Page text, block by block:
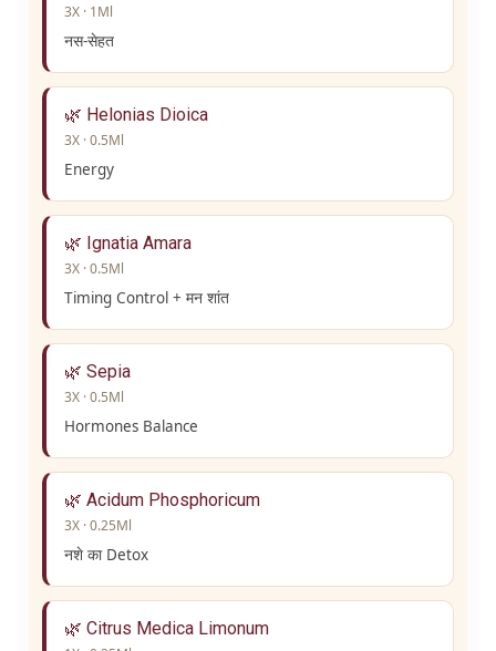
3X · 1Ml
नस-सेहत
🌿 Helonias Dioica
3X · 0.5Ml
Energy
🌿 Ignatia Amara
3X · 0.5Ml
Timing Control + मन शांत
🌿 Sepia
3X · 0.5Ml
Hormones Balance
🌿 Acidum Phosphoricum
3X · 0.25Ml
नशे का Detox
🌿 Citrus Medica Limonum